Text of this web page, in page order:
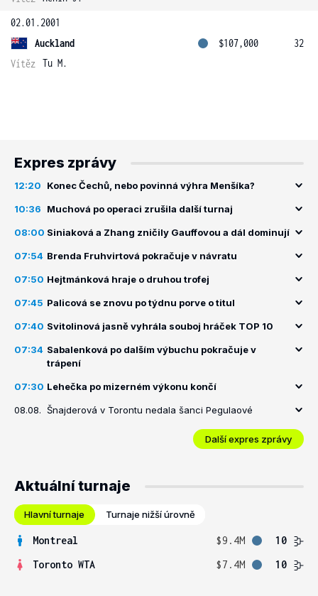
02.01.2001
Auckland
$107,000
32
Vítěz
Tu M.
Expres zprávy
12:20 Konec Čechů, nebo povinná výhra Menšíka?
10:36 Muchová po operaci zrušila další turnaj
08:00 Siniaková a Zhang zničily Gauffovou a dál dominují
07:54 Brenda Fruhvirtová pokračuje v návratu
07:50 Hejtmánková hraje o druhou trofej
07:45 Palicová se znovu po týdnu porve o titul
07:40 Svitolinová jasně vyhrála souboj hráček TOP 10
07:34 Sabalenková po dalším výbuchu pokračuje v
trápení
07:30 Lehečka po mizerném výkonu končí
08.08. Šnajderová v Torontu nedala šanci Pegulaové
Další expres zprávy
Aktuální turnaje
Hlavní turnaje Turnaje nižší úrovně
Montreal $9.4M
10
Toronto WTA
$7.4M 10